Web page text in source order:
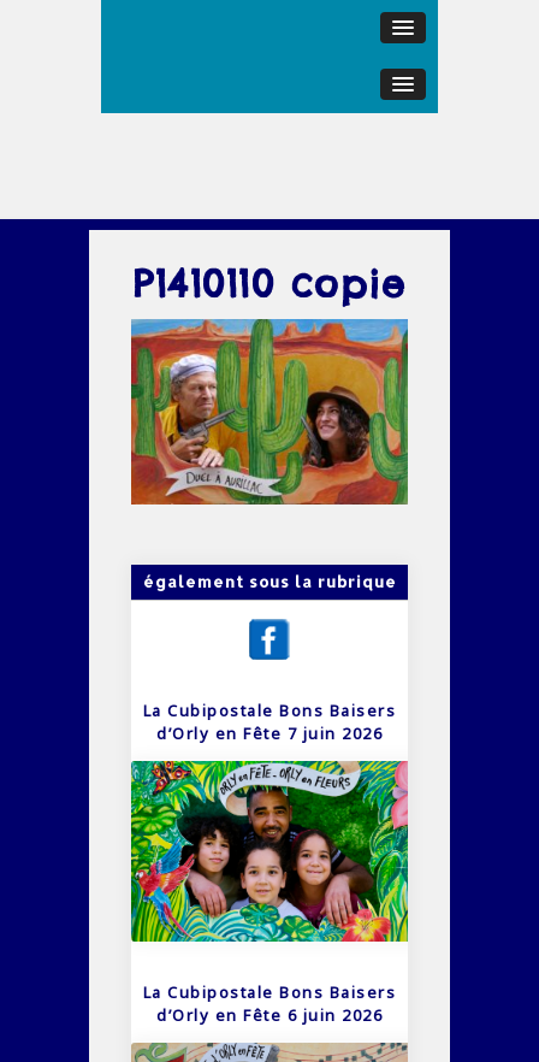
P1410110 copie
également sous la rubrique
La Cubipostale Bons Baisers
d’Orly en Fête 7 juin 2026
La Cubipostale Bons Baisers
d’Orly en Fête 6 juin 2026